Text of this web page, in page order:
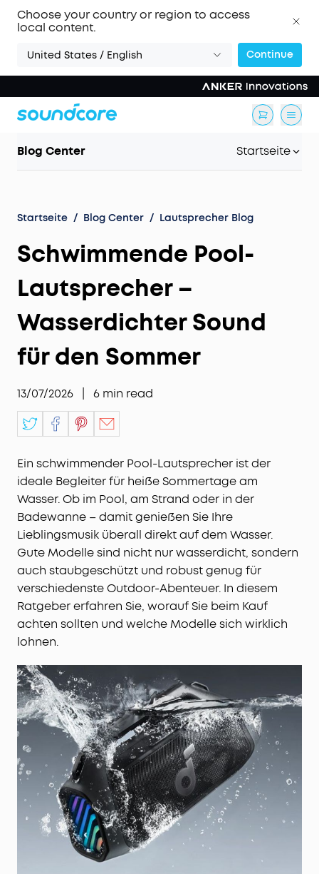
Choose your country or region to access
local content.
United States / English Continue
Blog Center Startseite
Startseite / Blog Center / Lautsprecher Blog
Schwimmende Pool-
Lautsprecher –
Wasserdichter Sound
für den Sommer
13/07/2026 6 min read
Ein schwimmender Pool-Lautsprecher ist der
ideale Begleiter für heiße Sommertage am
Wasser. Ob im Pool, am Strand oder in der
Badewanne – damit genießen Sie Ihre
Lieblingsmusik überall direkt auf dem Wasser.
Gute Modelle sind nicht nur wasserdicht, sondern
auch staubgeschützt und robust genug für
verschiedenste Outdoor-Abenteuer. In diesem
Ratgeber erfahren Sie, worauf Sie beim Kauf
achten sollten und welche Modelle sich wirklich
lohnen.